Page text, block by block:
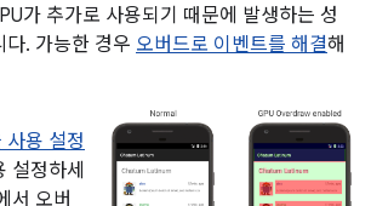
가 추가로 사용되기 때문에 발생하는 성
다. 가능한 경우 오버드로 이벤트를 해결해
사용 설정
설정하세
서 오버